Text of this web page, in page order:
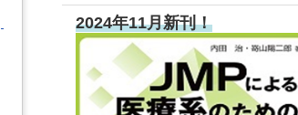
2024年11月新刊！